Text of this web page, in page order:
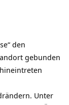
den
gebunden
Unter